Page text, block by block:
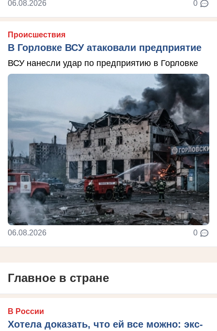
06.08.2026 0
Происшествия
В Горловке ВСУ атаковали предприятие
ВСУ нанесли удар по предприятию в Горловке
06.08.2026 0
Главное в стране
В России
Хотела доказать, что ей все можно: экс-